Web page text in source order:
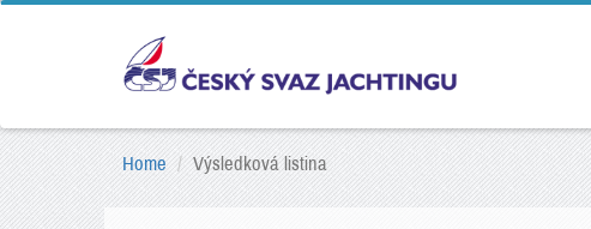
Home Výsledková listina